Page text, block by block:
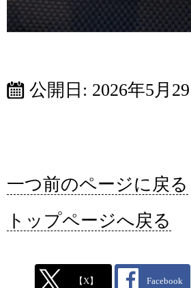
公開日: 2026年5月
一つ前のページに戻る
トップページへ戻る
【X】 Facebook